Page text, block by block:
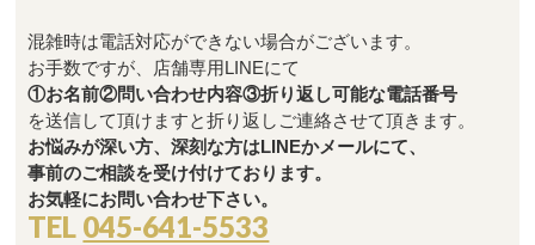
混雑時は電話対応ができない場合がございます。
お手数ですが、店舗専用LINEにて
①お名前②問い合わせ内容③折り返し可能な電話番号
を送信して頂けますと折り返しご連絡させて頂きます。
お悩みが深い方、深刻な方はLINEかメールにて、
事前のご相談を受け付けております。
お気軽にお問い合わせ下さい。
TEL 045-641-5533